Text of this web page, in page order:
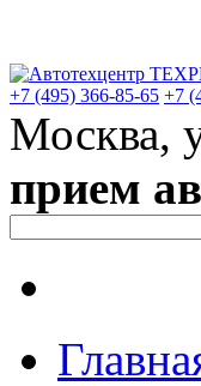
+7 (495) 366-85-65 +7
Москва,
прием